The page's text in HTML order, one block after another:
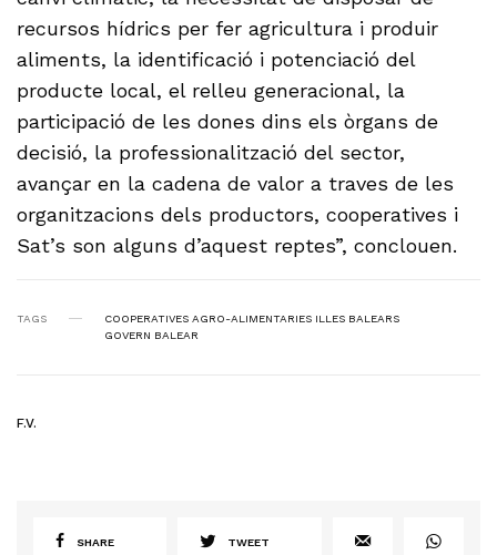
recursos hídrics per fer agricultura i produir
aliments, la identificació i potenciació del
producte local, el relleu generacional, la
participació de les dones dins els òrgans de
decisió, la professionalització del sector,
avançar en la cadena de valor a traves de les
organitzacions dels productors, cooperatives i
Sat’s son alguns d’aquest reptes”, conclouen.
TAGS
COOPERATIVES AGRO-ALIMENTARIES ILLES BALEARS
GOVERN BALEAR
F.V.
SHARE TWEET